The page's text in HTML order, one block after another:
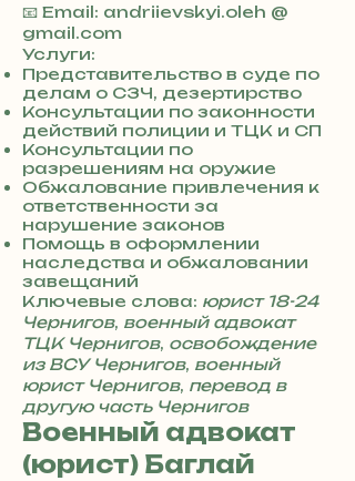
3
8
0
7
3
0
4
8
5
7
8
4
📧 Email: andriievskyi.oleh @
gmail.com
Услуги:
Представительство в суде по
делам о СЗЧ, дезертирство
Консультации по законности
действий полиции и ТЦК и СП
Консультации по
разрешениям на оружие
Обжалование привлечения к
ответственности за
нарушение законов
Помощь в оформлении
наследства и обжаловании
завещаний
Ключевые слова: юрист 18-24
Чернигов, военный адвокат
ТЦК Чернигов, освобождение
из ВСУ Чернигов, военный
юрист Чернигов, перевод в
другую часть Чернигов
Военный адвокат
(юрист) Баглай